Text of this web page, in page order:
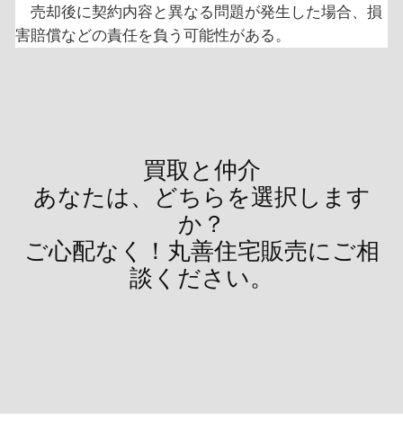
売却後に契約内容と異なる問題が発生した場合、損
害賠償などの責任を負う可能性がある。
買取と仲介
あなたは、どちらを選択します
か？
ご心配なく！丸善住宅販売にご相
談ください。